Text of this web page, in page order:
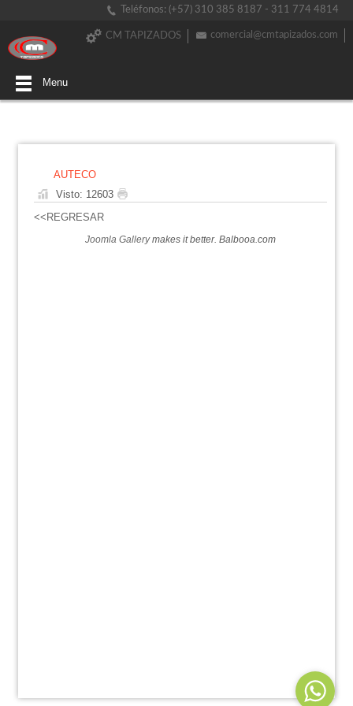
Teléfonos: (+57) 310 385 8187 - 311 774 4814
comercial@cmtapizados.com
CM TAPIZADOS
Menu
AUTECO
Visto: 12603
<<REGRESAR
Joomla Gallerymakes it better. Balbooa.com